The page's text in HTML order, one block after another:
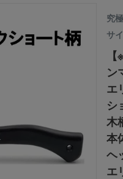
究
サ
ン
エ
シ
木
本
ヘ
エ